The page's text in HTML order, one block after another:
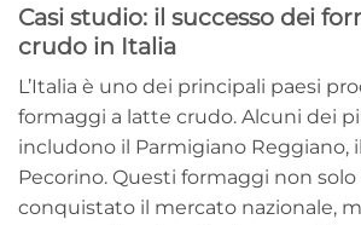
Casi studio: il successo dei
crudo in Italia
L’Italia è uno dei principali paesi
formaggi a latte crudo. Alcuni dei
includono il Parmigiano Reggiano,
Pecorino. Questi formaggi non
conquistato il mercato nazionale,